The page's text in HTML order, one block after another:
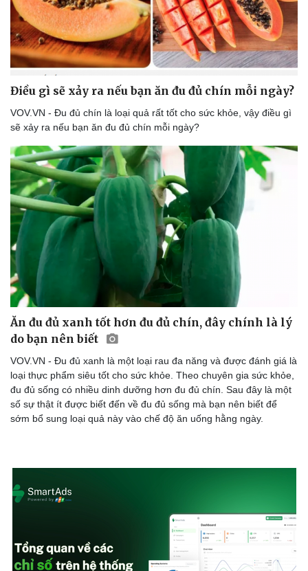
Sức khỏe
Dinh dưỡng - món ngon
Đời sống
Nhà đẹp
Điều gì sẽ xảy ra nếu bạn ăn đu đủ chín mỗi ngày?
VOV.VN - Đu đủ chín là loại quả rất tốt cho sức khỏe, vậy điều gì
sẽ xảy ra nếu bạn ăn đu đủ chín mỗi ngày?
Ăn đu đủ xanh tốt hơn đu đủ chín, đây chính là lý
do bạn nên biết
VOV.VN - Đu đủ xanh là một loại rau đa năng và được đánh giá là
loại thực phẩm siêu tốt cho sức khỏe. Theo chuyên gia sức khỏe,
đu đủ sống có nhiều dinh dưỡng hơn đu đủ chín. Sau đây là một
số sự thật ít được biết đến về đu đủ sống mà bạn nên biết để
sớm bổ sung loại quả này vào chế độ ăn uống hằng ngày.